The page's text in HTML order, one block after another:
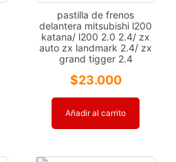
pastilla de frenos
delantera mitsubishi l200
katana/ l200 2.0 2.4/ zx
auto zx landmark 2.4/ zx
grand tigger 2.4
$23.000
Añadir al carrito